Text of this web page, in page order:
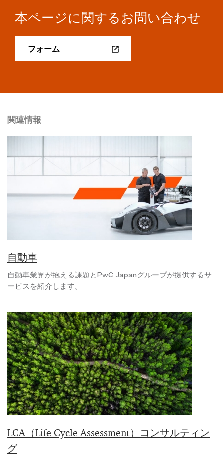
本ページに関するお問い合わせ
フォーム
関連情報
自動車
自動車業界が抱える課題とPwC Japanグループが提供するサ
ービスを紹介します。
LCA（Life Cycle Assessment）コンサルティン
グ